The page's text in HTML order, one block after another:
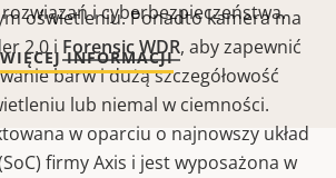
oświetleniu. Ponadto kamera ma
2.0 iForensic WDR, aby zapewnić
barw i dużą szczegółowość
lub niemal w ciemności.
w oparciu o najnowszy układ
firmy Axis i jest wyposażona w
i cyberbezpieczeństwa.
WIĘCEJ INFORMACJI